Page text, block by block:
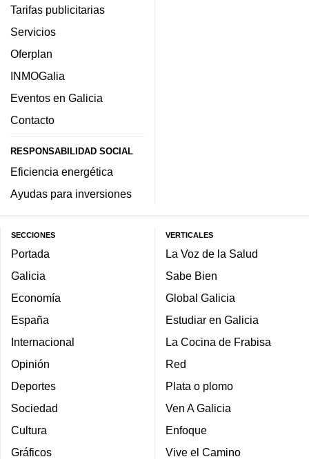
Tarifas publicitarias
Servicios
Oferplan
INMOGalia
Eventos en Galicia
Contacto
RESPONSABILIDAD SOCIAL
Eficiencia energética
Ayudas para inversiones
SECCIONES
Portada
Galicia
Economía
España
Internacional
Opinión
Deportes
Sociedad
Cultura
Gráficos
VERTICALES
La Voz de la Salud
Sabe Bien
Global Galicia
Estudiar en Galicia
La Cocina de Frabisa
Red
Plata o plomo
Ven A Galicia
Enfoque
Vive el Camino